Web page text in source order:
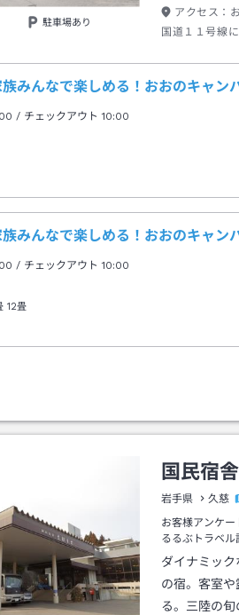
駐車場あり
アクセス：
国道１１号線
族みんなで楽しめる！おおのキャ
/ チェックアウト 10:00
族みんなで楽しめる！おおのキャ
/ チェックアウト 10:00
12畳
国民宿
岩手県 久慈
お客様アンケー
るるぶトラベル
ダイナミッ
の宿。客室
る。三陸の旬